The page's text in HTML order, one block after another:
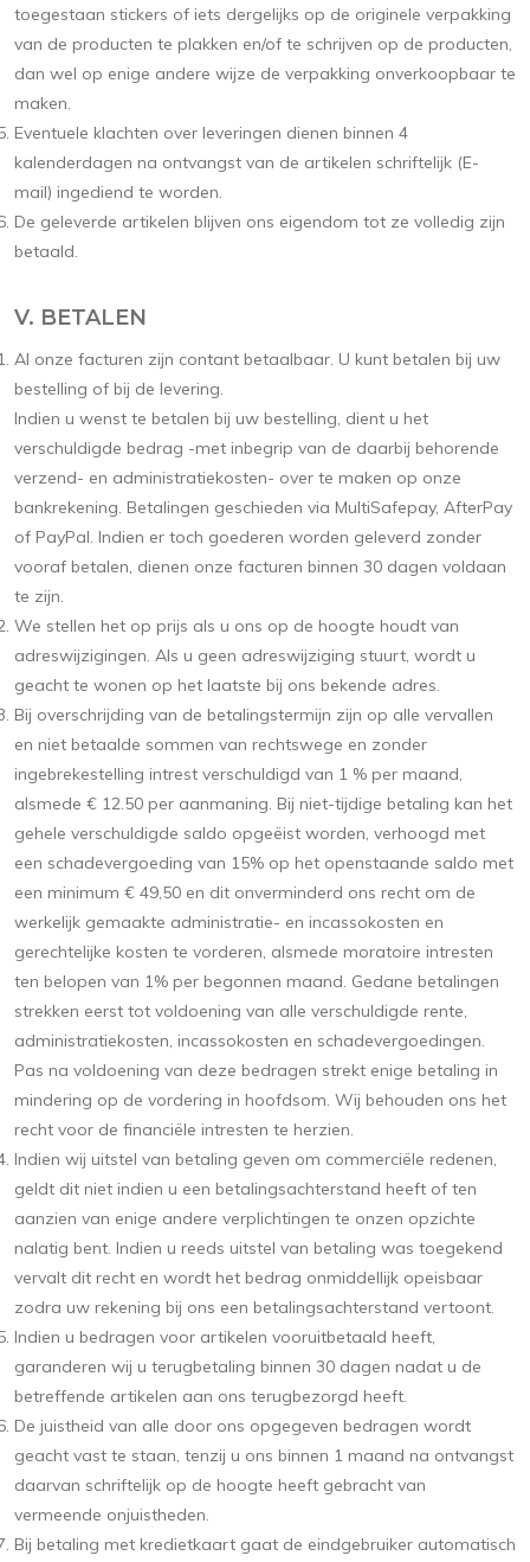
toegestaan stickers of iets dergelijks op de originele verpakking
van de producten te plakken en/of te schrijven op de producten,
dan wel op enige andere wijze de verpakking onverkoopbaar te
maken.
Eventuele klachten over leveringen dienen binnen 4
kalenderdagen na ontvangst van de artikelen schriftelijk (E-
mail) ingediend te worden.
De geleverde artikelen blijven ons eigendom tot ze volledig zijn
betaald.
V. BETALEN
Al onze facturen zijn contant betaalbaar. U kunt betalen bij uw
bestelling of bij de levering.
Indien u wenst te betalen bij uw bestelling, dient u het
verschuldigde bedrag -met inbegrip van de daarbij behorende
verzend- en administratiekosten- over te maken op onze
bankrekening. Betalingen geschieden via MultiSafepay, AfterPay
of PayPal. Indien er toch goederen worden geleverd zonder
vooraf betalen, dienen onze facturen binnen 30 dagen voldaan
te zijn.
We stellen het op prijs als u ons op de hoogte houdt van
adreswijzigingen. Als u geen adreswijziging stuurt, wordt u
geacht te wonen op het laatste bij ons bekende adres.
Bij overschrijding van de betalingstermijn zijn op alle vervallen
en niet betaalde sommen van rechtswege en zonder
ingebrekestelling intrest verschuldigd van 1 % per maand,
alsmede € 12.50 per aanmaning. Bij niet-tijdige betaling kan het
gehele verschuldigde saldo opgeëist worden, verhoogd met
een schadevergoeding van 15% op het openstaande saldo met
een minimum € 49,50 en dit onverminderd ons recht om de
werkelijk gemaakte administratie- en incassokosten en
gerechtelijke kosten te vorderen, alsmede moratoire intresten
ten belopen van 1% per begonnen maand. Gedane betalingen
strekken eerst tot voldoening van alle verschuldigde rente,
administratiekosten, incassokosten en schadevergoedingen.
Pas na voldoening van deze bedragen strekt enige betaling in
mindering op de vordering in hoofdsom. Wij behouden ons het
recht voor de financiële intresten te herzien.
Indien wij uitstel van betaling geven om commerciële redenen,
geldt dit niet indien u een betalingsachterstand heeft of ten
aanzien van enige andere verplichtingen te onzen opzichte
nalatig bent. Indien u reeds uitstel van betaling was toegekend
vervalt dit recht en wordt het bedrag onmiddellijk opeisbaar
zodra uw rekening bij ons een betalingsachterstand vertoont.
Indien u bedragen voor artikelen vooruitbetaald heeft,
garanderen wij u terugbetaling binnen 30 dagen nadat u de
betreffende artikelen aan ons terugbezorgd heeft.
De juistheid van alle door ons opgegeven bedragen wordt
geacht vast te staan, tenzij u ons binnen 1 maand na ontvangst
daarvan schriftelijk op de hoogte heeft gebracht van
vermeende onjuistheden.
Bij betaling met kredietkaart gaat de eindgebruiker automatisch